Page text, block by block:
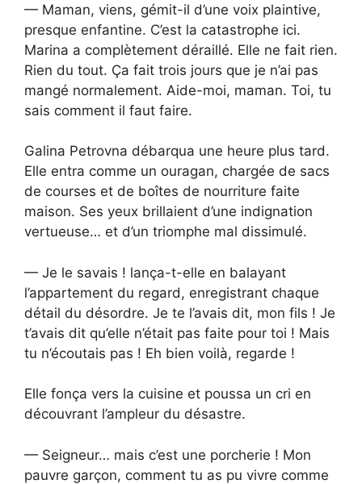
— Maman, viens, gémit-il d’une voix plaintive,
presque enfantine. C’est la catastrophe ici.
Marina a complètement déraillé. Elle ne fait rien.
Rien du tout. Ça fait trois jours que je n’ai pas
mangé normalement. Aide-moi, maman. Toi, tu
sais comment il faut faire.
Galina Petrovna débarqua une heure plus tard.
Elle entra comme un ouragan, chargée de sacs
de courses et de boîtes de nourriture faite
maison. Ses yeux brillaient d’une indignation
vertueuse… et d’un triomphe mal dissimulé.
— Je le savais ! lança-t-elle en balayant
l’appartement du regard, enregistrant chaque
détail du désordre. Je te l’avais dit, mon fils ! Je
t’avais dit qu’elle n’était pas faite pour toi ! Mais
tu n’écoutais pas ! Eh bien voilà, regarde !
Elle fonça vers la cuisine et poussa un cri en
découvrant l’ampleur du désastre.
— Seigneur… mais c’est une porcherie ! Mon
pauvre garçon, comment tu as pu vivre comme